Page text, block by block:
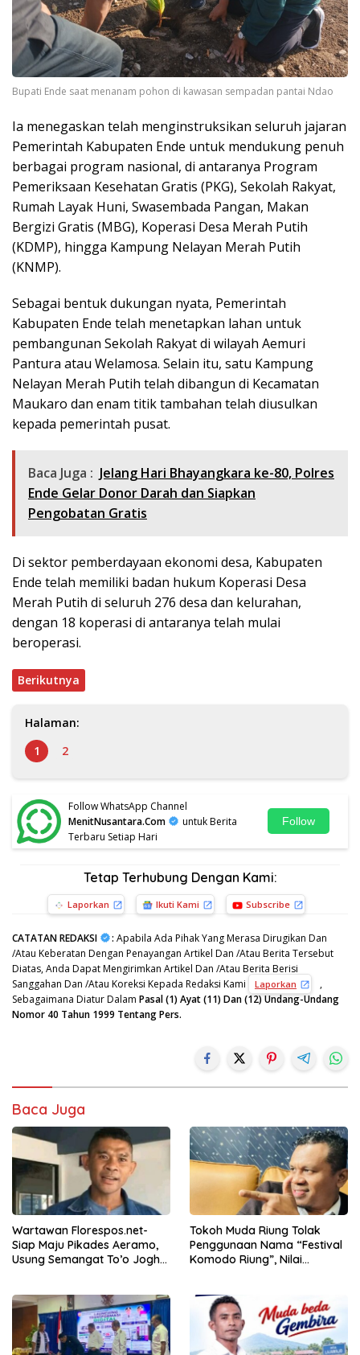
Bupati Ende saat menanam pohon di kawasan sempadan pantai Ndao
Ia menegaskan telah menginstruksikan seluruh jajaran
Pemerintah Kabupaten Ende untuk mendukung penuh
berbagai program nasional, di antaranya Program
Pemeriksaan Kesehatan Gratis (PKG), Sekolah Rakyat,
Rumah Layak Huni, Swasembada Pangan, Makan
Bergizi Gratis (MBG), Koperasi Desa Merah Putih
(KDMP), hingga Kampung Nelayan Merah Putih
(KNMP).
Sebagai bentuk dukungan nyata, Pemerintah
Kabupaten Ende telah menetapkan lahan untuk
pembangunan Sekolah Rakyat di wilayah Aemuri
Pantura atau Welamosa. Selain itu, satu Kampung
Nelayan Merah Putih telah dibangun di Kecamatan
Maukaro dan enam titik tambahan telah diusulkan
kepada pemerintah pusat.
Baca Juga : Jelang Hari Bhayangkara ke-80, Polres
Ende Gelar Donor Darah dan Siapkan
Pengobatan Gratis
Di sektor pemberdayaan ekonomi desa, Kabupaten
Ende telah memiliki badan hukum Koperasi Desa
Merah Putih di seluruh 276 desa dan kelurahan,
dengan 18 koperasi di antaranya telah mulai
beroperasi.
Berikutnya
Halaman:
1
2
Follow WhatsApp Channel
MenitNusantara.Com
untuk Berita
Terbaru Setiap Hari
Follow
Tetap Terhubung Dengan Kami:
Laporkan Ikuti Kami Subscribe
CATATAN REDAKSI : Apabila Ada Pihak Yang Merasa Dirugikan Dan
/Atau Keberatan Dengan Penayangan Artikel Dan /Atau Berita Tersebut
Diatas, Anda Dapat Mengirimkan Artikel Dan /Atau Berita Berisi
Sanggahan Dan /Atau Koreksi Kepada Redaksi Kami
Laporkan
,
Sebagaimana Diatur Dalam Pasal (1) Ayat (11) Dan (12) Undang-Undang
Nomor 40 Tahun 1999 Tentang Pers.
Baca Juga
Wartawan Florespos.net-
Siap Maju Pikades Aeramo,
Usung Semangat To’o Jogho
Tokoh Muda Riung Tolak
Penggunaan Nama “Festival
Komodo Riung”, Nilai